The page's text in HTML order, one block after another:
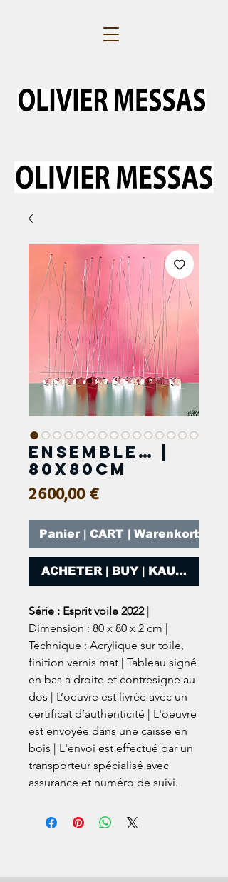
Ensemble… |
80x80cm
2 600,00 €Prix
Panier | CART | Warenkorb
ACHETER | BUY | KAUFEN
Série : Esprit voile 2022|
Dimension : 80 x 80 x 2 cm |
Technique : Acrylique sur toile,
finition vernis mat | Tableau signé
en bas à droite et contresigné au
dos | L’oeuvre est livrée avec un
certificat d’authenticité | L'oeuvre
est envoyée dans une caisse en
bois | L'envoi est effectué par un
transporteur spécialisé avec
assurance et numéro de suivi.